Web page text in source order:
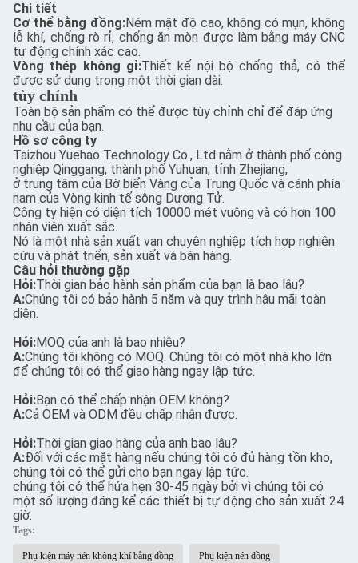
Chi tiết
Cơ thể bằng đồng:Ném mật độ cao, không có mụn, không
lỗ khí, chống rò rỉ, chống ăn mòn được làm bằng máy CNC
tự động chính xác cao.
Vòng thép không gỉ:Thiết kế nội bộ chống thả, có thể
được sử dụng trong một thời gian dài.
tùy chỉnh
Toàn bộ sản phẩm có thể được tùy chỉnh chỉ để đáp ứng
nhu cầu của bạn.
Hồ sơ công ty
Taizhou Yuehao Technology Co., Ltd nằm ở thành phố công
nghiệp Qinggang, thành phố Yuhuan, tỉnh Zhejiang,
ở trung tâm của Bờ biển Vàng của Trung Quốc và cánh phía
nam của Vòng kinh tế sông Dương Tử.
Công ty hiện có diện tích 10000 mét vuông và có hơn 100
nhân viên xuất sắc.
Nó là một nhà sản xuất van chuyên nghiệp tích hợp nghiên
cứu và phát triển, sản xuất và bán hàng.
Câu hỏi thường gặp
Hỏi:Thời gian bảo hành sản phẩm của bạn là bao lâu?
A:Chúng tôi có bảo hành 5 năm và quy trình hậu mãi toàn
diện.
Hỏi:MOQ của anh là bao nhiêu?
A:Chúng tôi không có MOQ. Chúng tôi có một nhà kho lớn
để chúng tôi có thể giao hàng ngay lập tức.
Hỏi:Bạn có thể chấp nhận OEM không?
A:Cả OEM và ODM đều chấp nhận được.
Hỏi:Thời gian giao hàng của anh bao lâu?
A:Đối với các mặt hàng nếu chúng tôi có đủ hàng tồn kho,
chúng tôi có thể gửi cho bạn ngay lập tức.
chúng tôi có thể hứa hẹn 30-45 ngày bởi vì chúng tôi có
một số lượng đáng kể các thiết bị tự động cho sản xuất 24
giờ.
Tags:
Phụ kiện máy nén không khí bằng đồng Phụ kiện nén đồng